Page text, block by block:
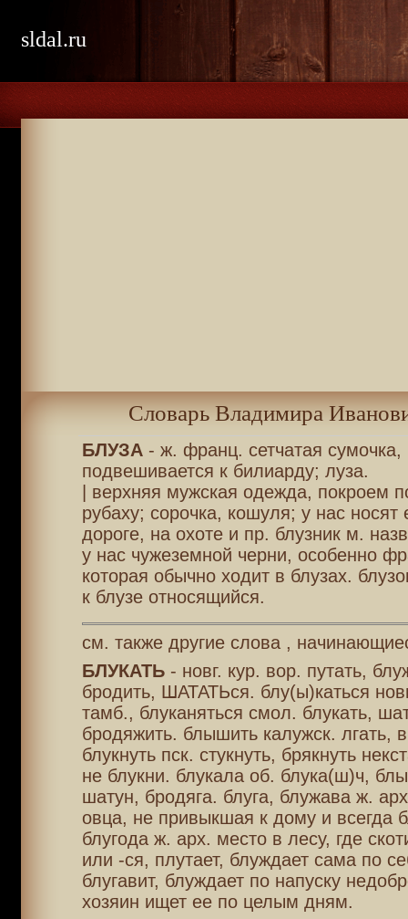
sldal.ru
Словарь Владимира
БЛУЗА- ж. франц. сетчатая
подвешивается к билиарду; луза.
| верхняя мужская одежда, покроем
рубаху; сорочка, кошуля; у нас носят
дороге, на охоте и пр. блузник м.
у нас чужеземной черни, особенно
которая обычно ходит в блузах.
к блузе относящийся.
см. также другие слова ,
БЛУКАТЬ- новг. кур. вор. путать,
бродить, ШАТАТЬся. блу(ы)каться
тамб., блуканяться смол. блукать,
бродяжить. блышить калужск. лгать,
блукнуть пск. стукнуть, брякнуть
не блукни. блукала об. блука(ш)ч,
шатун, бродяга. блуга, блужава ж.
овца, не привыкшая к дому и всегда
блугода ж. арх. место в лесу, где
или -ся, плутает, блуждает сама по
блугавит, блуждает по напуску
хозяин ищет ее по целым дням.